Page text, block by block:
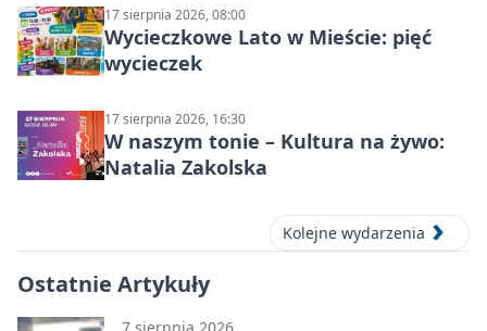
17 sierpnia 2026, 08:00
Wycieczkowe Lato w Mieście: pięć
wycieczek
17 sierpnia 2026, 16:30
W naszym tonie – Kultura na żywo:
Natalia Zakolska
Kolejne wydarzenia
Ostatnie Artykuły